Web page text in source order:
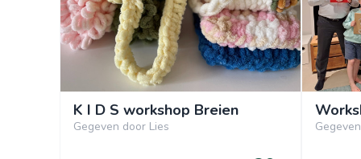
K I D S workshop Breien
Gegeven door Lies